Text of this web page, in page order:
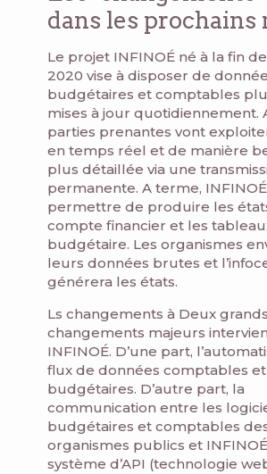
dans les prochains
Le projet INFINOÉ né à la fin de
2020 vise à disposer de
budgétaires et comptables
mises à jour quotidiennement.
parties prenantes vont
en temps réel et de manière
plus détaillée via une
permanente. A terme,
permettre de produire les
compte financier et les
budgétaire. Les organismes
leurs données brutes et
générera les états.
Ls changements à Deux grands
changements majeurs
INFINOÉ. D’une part,
flux de données comptables et
budgétaires. D’autre part, la
communication entre les
budgétaires et comptables
organismes publics et
système d’API (technologie